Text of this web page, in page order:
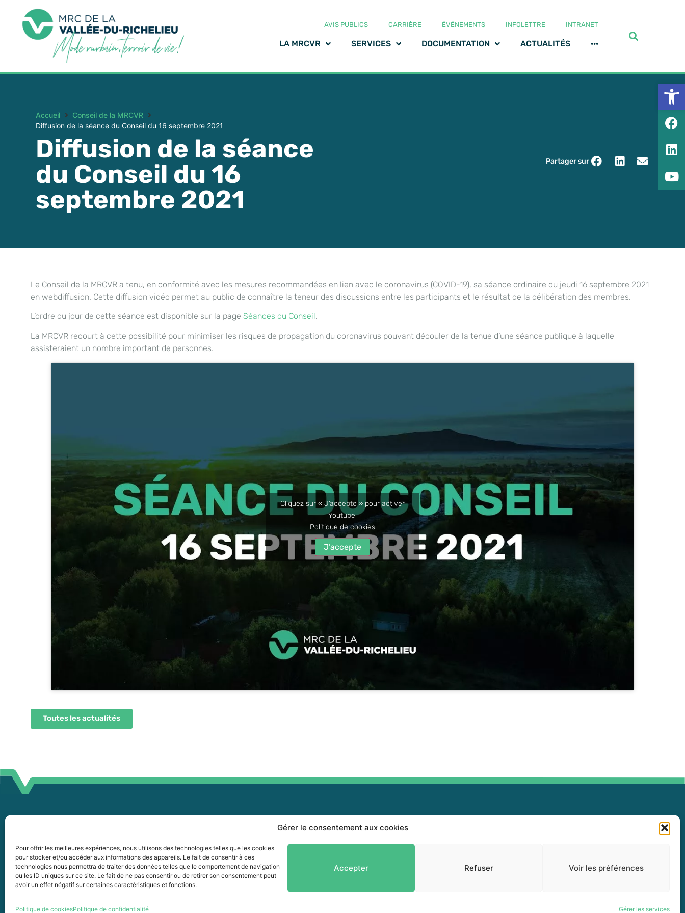
Gérer le consentement aux cookies
Pour offrir les meilleures expériences, nous utilisons des technologies telles que les cookies
pour stocker et/ou accéder aux informations des appareils. Le fait de consentir à ces
technologies nous permettra de traiter des données telles que le comportement de navigation
ou les ID uniques sur ce site. Le fait de ne pas consentir ou de retirer son consentement peut
avoir un effet négatif sur certaines caractéristiques et fonctions.
Gérer les services
Accepter Refuser Voir les préférences
Politique de cookiesPolitique de confidentialité
AVIS PUBLICS CARRIÈRE ÉVÉNEMENTS INFOLETTRE INTRANET
LA MRCVR SERVICES DOCUMENTATION ACTUALITÉS ···
Accueil
Conseil de la MRCVR
Diffusion de la séance du Conseil du 16 septembre 2021
Diffusion de la séance
du Conseil du 16
septembre 2021
Partager sur
Le Conseil de la MRCVR a tenu, en conformité avec les mesures recommandées en lien avec le coronavirus (COVID-19), sa séance ordinaire du jeudi 16 septembre 2021
en webdiffusion. Cette diffusion vidéo permet au public de connaître la teneur des discussions entre les participants et le résultat de la délibération des membres.
L’ordre du jour de cette séance est disponible sur la page Séances du Conseil.
La MRCVR recourt à cette possibilité pour minimiser les risques de propagation du coronavirus pouvant découler de la tenue d’une séance publique à laquelle
assisteraient un nombre important de personnes.
Cliquez sur « J’accepte » pour activer
Youtube
Politique de cookies
J’accepte
Toutes les actualités
McMasterville (Québec)
J3G 0B7
Intranet
450 464-3827
info@mrcvr.ca
Séances du Conseil